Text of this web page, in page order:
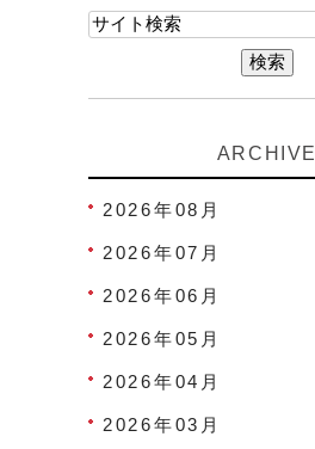
ARCHIVE
2026年08月
2026年07月
2026年06月
2026年05月
2026年04月
2026年03月